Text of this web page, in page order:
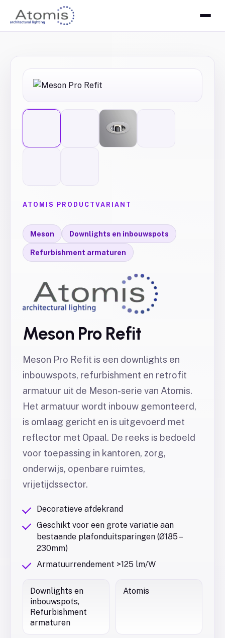
ATOMIS PRODUCTVARIANT
Meson Downlights en inbouwspots
Refurbishment armaturen
Meson Pro Refit
Meson Pro Refit is een downlights en
inbouwspots, refurbishment en retrofit
armatuur uit de Meson-serie van Atomis.
Het armatuur wordt inbouw gemonteerd,
is omlaag gericht en is uitgevoerd met
reflector met Opaal. De reeks is bedoeld
voor toepassing in kantoren, zorg,
onderwijs, openbare ruimtes,
vrijetijdssector.
Decoratieve afdekrand
Geschikt voor een grote variatie aan
bestaande plafonduitsparingen (Ø185 –
230mm)
Armatuurrendement >125 lm/W
Downlights en
inbouwspots,
Refurbishment
armaturen
Atomis